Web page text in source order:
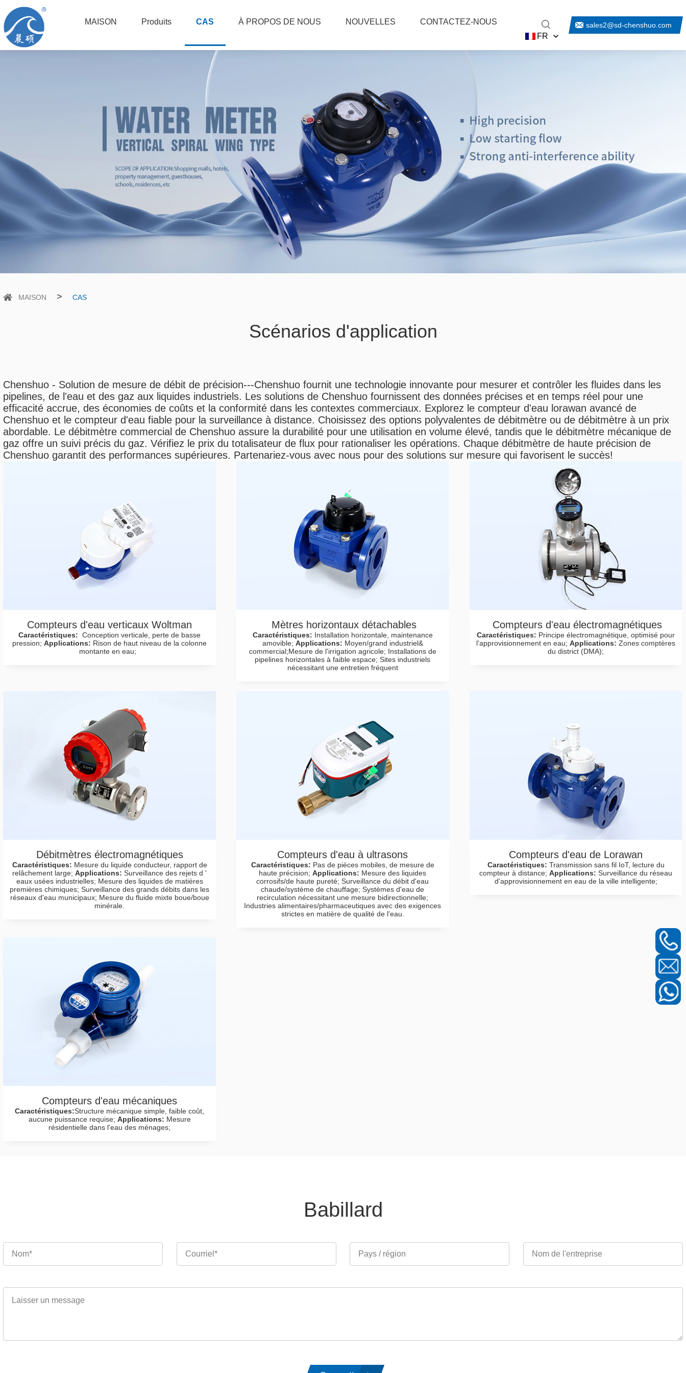
MAISON Produits CAS À PROPOS DE NOUS NOUVELLES CONTACTEZ-NOUS sales2@sd-chenshuo.com
FR
MAISON > CAS
Scénarios d'application
Chenshuo - Solution de mesure de débit de précision---Chenshuo fournit une technologie innovante pour mesurer et contrôler les fluides dans les
pipelines, de l'eau et des gaz aux liquides industriels. Les solutions de Chenshuo fournissent des données précises et en temps réel pour une
efficacité accrue, des économies de coûts et la conformité dans les contextes commerciaux. Explorez le compteur d'eau lorawan avancé de
Chenshuo et le compteur d'eau fiable pour la surveillance à distance. Choisissez des options polyvalentes de débitmètre ou de débitmètre à un prix
abordable. Le débitmètre commercial de Chenshuo assure la durabilité pour une utilisation en volume élevé, tandis que le débitmètre mécanique de
gaz offre un suivi précis du gaz. Vérifiez le prix du totalisateur de flux pour rationaliser les opérations. Chaque débitmètre de haute précision de
Chenshuo garantit des performances supérieures. Partenariez-vous avec nous pour des solutions sur mesure qui favorisent le succès!
Compteurs d'eau verticaux Woltman
Caractéristiques: Conception verticale, perte de basse
pression;Applications: Rison de haut niveau de la colonne
montante en eau;
Mètres horizontaux détachables
Caractéristiques: Installation horizontale, maintenance
amovible; Applications: Moyen/grand industriel&
commercial;Mesure de l'irrigation agricole; Installations de
pipelines horizontales à faible espace; Sites industriels
nécessitant une entretien fréquent
Compteurs d'eau électromagnétiques
Caractéristiques: Principe électromagnétique, optimisé pour
l'approvisionnement en eau; Applications: Zones comptères
du district (DMA);
Débitmètres électromagnétiques
Caractéristiques: Mesure du liquide conducteur, rapport de
relâchement large;Applications: Surveillance des rejets d '
eaux usées industrielles; Mesure des liquides de matières
premières chimiques; Surveillance des grands débits dans les
réseaux d'eau municipaux; Mesure du fluide mixte boue/boue
minérale.
Compteurs d'eau à ultrasons
Caractéristiques: Pas de pièces mobiles, de mesure de
haute précision;Applications: Mesure des liquides
corrosifs/de haute pureté; Surveillance du débit d'eau
chaude/système de chauffage; Systèmes d'eau de
recirculation nécessitant une mesure bidirectionnelle;
Industries alimentaires/pharmaceutiques avec des exigences
strictes en matière de qualité de l'eau.
Compteurs d'eau de Lorawan
Caractéristiques: Transmission sans fil IoT, lecture du
compteur à distance; Applications: Surveillance du réseau
d'approvisionnement en eau de la ville intelligente;
Compteurs d'eau mécaniques
Caractéristiques:Structure mécanique simple, faible coût,
aucune puissance requise; Applications: Mesure
résidentielle dans l'eau des ménages;
Babillard